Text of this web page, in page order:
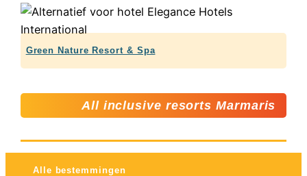
Green Nature Resort & Spa
All inclusive resorts Marmaris
Alle bestemmingen